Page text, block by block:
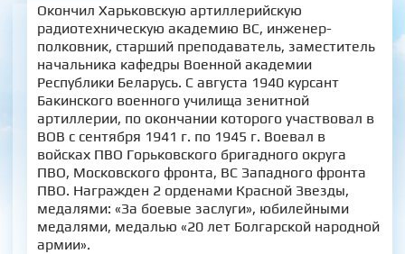
Окончил Харьковскую артиллерийскую
радиотехническую академию ВС, инженер-
полковник, старший преподаватель, заместитель
начальника кафедры Военной академии
Республики Беларусь. С августа 1940 курсант
Бакинского военного училища зенитной
артиллерии, по окончании которого участвовал в
ВОВ с сентября 1941 г. по 1945 г. Воевал в
войсках ПВО Горьковского бригадного округа
ПВО, Московского фронта, ВС Западного фронта
ПВО. Награжден 2 орденами Красной Звезды,
медалями: «За боевые заслуги», юбилейными
медалями, медалью «20 лет Болгарской народной
армии».